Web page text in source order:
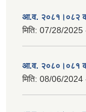
आ.व. २०८१।०८२
मिति: 07/28/2025
आ.व. २०८०।०८१
मिति: 08/06/2024